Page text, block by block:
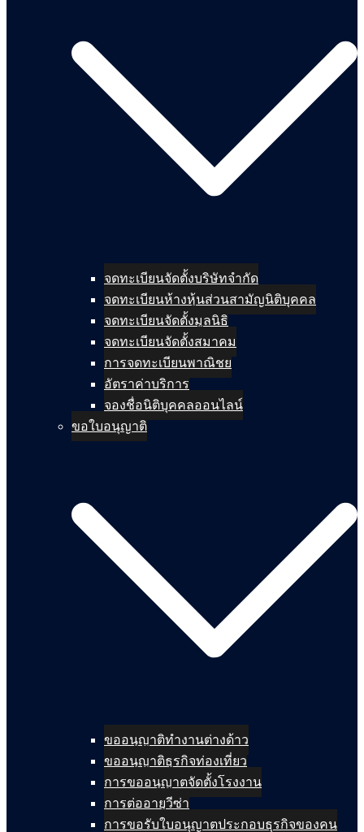
จดทะเบียนจัดตั้งบริษัทจำกัด
จดทะเบียนห้างหุ้นส่วนสามัญนิติบุคคล
จดทะเบียนจัดตั้งมูลนิธิ
จดทะเบียนจัดตั้งสมาคม
การจดทะเบียนพาณิชย
อัตราค่าบริการ
จองชื่อนิติบุคคลออนไลน์
ขอใบอนุญาติ
ขออนุญาติทำงานต่างด้าว
ขออนุญาติธุรกิจท่องเที่ยว
การขออนุญาตจัดตั้งโรงงาน
การต่ออายุวีซ่า
การขอรับใบอนุญาตประกอบธุรกิจของคน